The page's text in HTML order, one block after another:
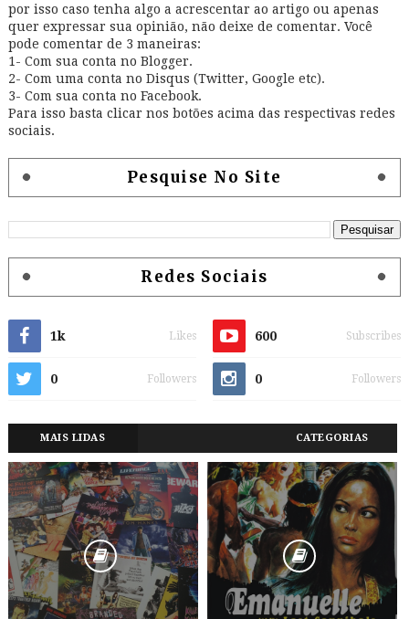
por isso caso tenha algo a acrescentar ao artigo ou apenas
quer expressar sua opinião, não deixe de comentar. Você
pode comentar de 3 maneiras:
1- Com sua conta no Blogger.
2- Com uma conta no Disqus (Twitter, Google etc).
3- Com sua conta no Facebook.
Para isso basta clicar nos botões acima das respectivas redes
sociais.
Pesquise No Site
Redes Sociais
1k Likes 600 Subscribes
0 Followers 0 Followers
MAIS LIDAS CATEGORIAS